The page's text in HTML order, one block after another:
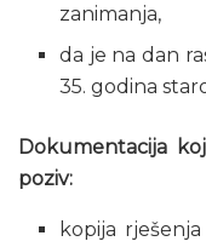
zanimanja,
da je na dan
35. godina
Dokumentacija
poziv:
kopija